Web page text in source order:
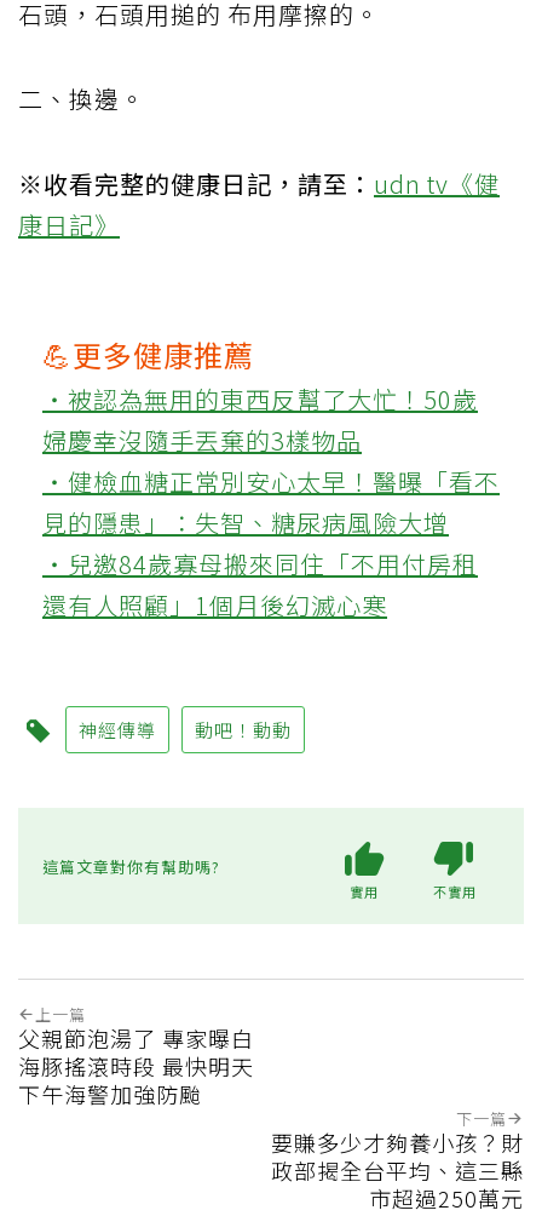
石頭，石頭用搥的 布用摩擦的。
二、換邊。
※收看完整的健康日記，請至： udn tv《健
康日記》
💪更多健康推薦
‧被認為無用的東西反幫了大忙！50歲
婦慶幸沒隨手丟棄的3樣物品
‧健檢血糖正常別安心太早！醫曝「看不
見的隱患」：失智、糖尿病風險大增
‧兒邀84歲寡母搬來同住「不用付房租
還有人照顧」1個月後幻滅心寒
神經傳導 動吧！動動
這篇文章對你有幫助嗎?
實用 不實用
上一篇
父親節泡湯了 專家曝白
海豚搖滾時段 最快明天
下午海警加強防颱
下一篇
要賺多少才夠養小孩？財
政部揭全台平均、這三縣
市超過250萬元